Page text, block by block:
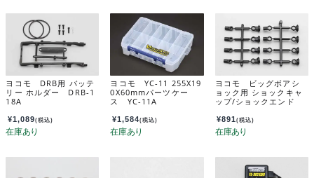
ヨコモ DRB用 バッテ
リー ホルダー DRB-1
18A
¥1,089(税込)
ヨコモ YC-11 255X19
0X60mmパーツケー
ス YC-11A
¥1,584(税込)
ヨコモ ビッグボアシ
ョック用 ショックキャ
ップ/ショックエンド
¥891(税込)